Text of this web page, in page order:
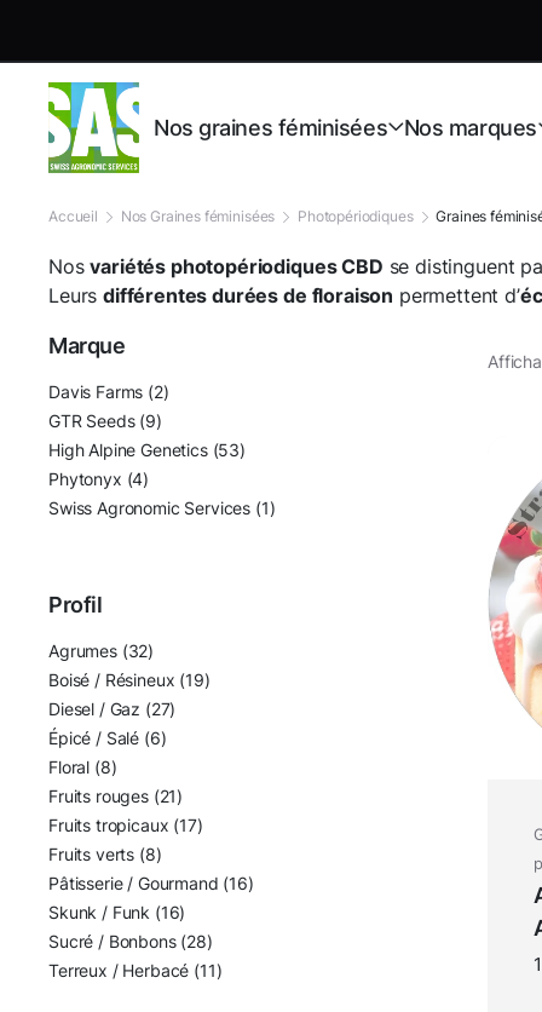
Nos graines féminisées Nos marques
Accueil Nos Graines féminisées Photopériodiques Graines
Nosvariétés photopériodiques CBD se distinguent
Leursdifférentes durées de floraison permettent d’
Marque
Davis Farms (2)
GTR Seeds (9)
High Alpine Genetics (53)
Phytonyx (4)
Swiss Agronomic Services (1)
Profil
Agrumes (32)
Boisé / Résineux (19)
Diesel / Gaz (27)
Épicé / Salé (6)
Floral (8)
Fruits rouges (21)
Fruits tropicaux (17)
Fruits verts (8)
Pâtisserie / Gourmand (16)
Skunk / Funk (16)
Sucré / Bonbons (28)
Terreux / Herbacé (11)